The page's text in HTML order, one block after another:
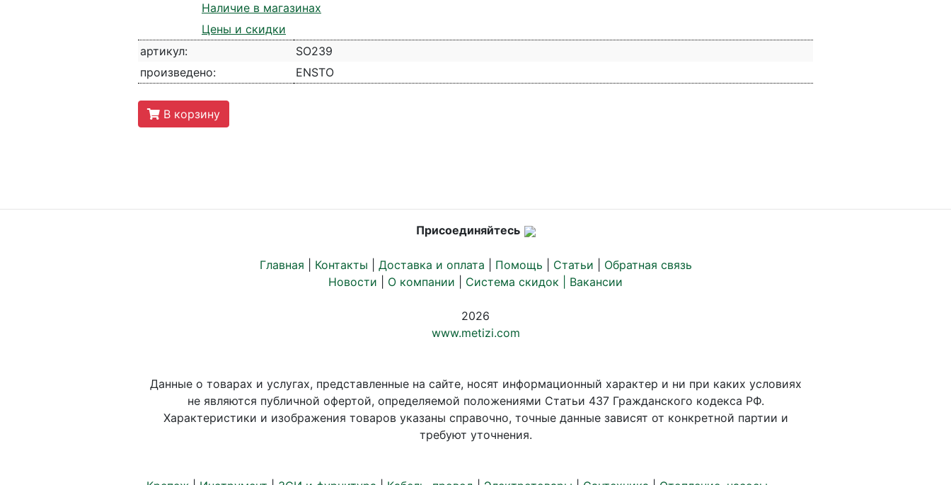
Наличие в магазинах
Цены и скидки
артикул:
SO239
произведено:
ENSTO
В корзину
Присоединяйтесь
Главная Контакты Доставка и оплата Помощь Статьи
Обратная связь
Новости
О компании Система скидок | Вакансии
2026
www.metizi.com
Данные о товарах и услугах, представленные на сайте, носят информационный характер и ни при каких условиях
не являются публичной офертой, определяемой положениями Статьи 437 Гражданского кодекса РФ.
Характеристики и изображения товаров указаны справочно, точные данные зависят от конкретной партии и
требуют уточнения.